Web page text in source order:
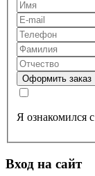
Я ознакомился
Вход на сайт